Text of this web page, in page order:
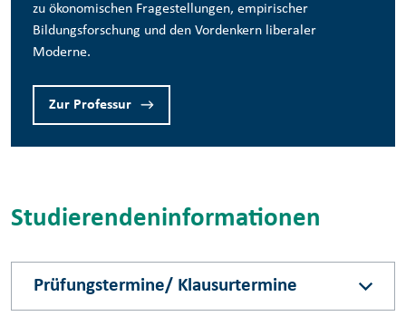
zu ökonomischen Fragestellungen, empirischer
Bildungsforschung und den Vordenkern liberaler
Moderne.
Zur Professur
Studierendeninformationen
Prüfungstermine/ Klausurtermine